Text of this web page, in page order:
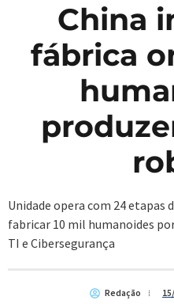
China
fábrica
Unidade opera com 24 etapas
fabricar 10 mil humanoides
TI e Cibersegurança
Redação